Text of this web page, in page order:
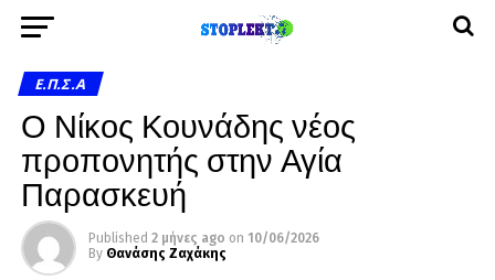
Ε.Π.Σ.Α
Ο Νίκος Κουνάδης νέος
προπονητής στην Αγία
Παρασκευή
Published 2 μήνες ago on 10/06/2026
By Θανάσης Ζαχάκης